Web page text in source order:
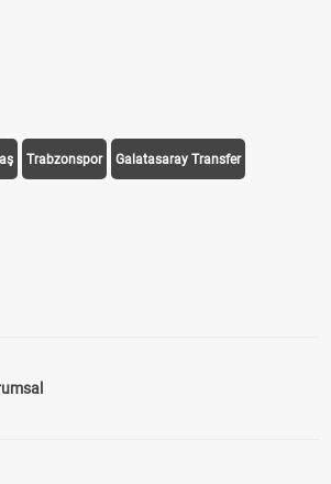
Trabzonspor Galatasaray Transfer